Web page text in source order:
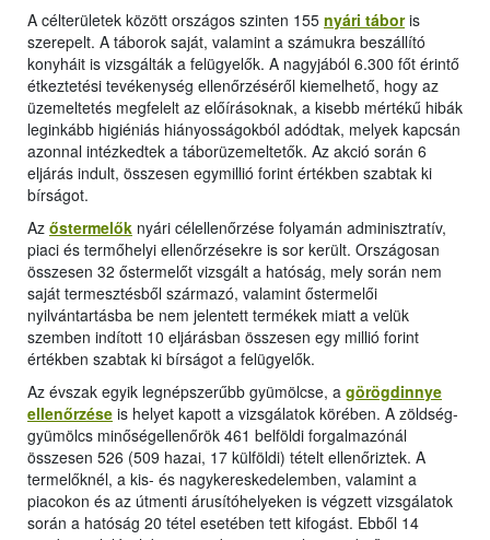
A célterületek között országos szinten 155 nyári táboris
szerepelt. A táborok saját, valamint a számukra beszállító
konyháit is vizsgálták a felügyelők. A nagyjából 6.300 főt érintő
étkeztetési tevékenység ellenőrzéséről kiemelhető, hogy az
üzemeltetés megfelelt az előírásoknak, a kisebb mértékű hibák
leginkább higiéniás hiányosságokból adódtak, melyek kapcsán
azonnal intézkedtek a táborüzemeltetők. Az akció során 6
eljárás indult, összesen egymillió forint értékben szabtak ki
bírságot.
Az őstermelők nyári célellenőrzése folyamán adminisztratív,
piaci és termőhelyi ellenőrzésekre is sor került. Országosan
összesen 32 őstermelőt vizsgált a hatóság, mely során nem
saját termesztésből származó, valamint őstermelői
nyilvántartásba be nem jelentett termékek miatt a velük
szemben indított 10 eljárásban összesen egy millió forint
értékben szabtak ki bírságot a felügyelők.
Az évszak egyik legnépszerűbb gyümölcse, a görögdinnye
ellenőrzése is helyet kapott a vizsgálatok körében. A zöldség-
gyümölcs minőségellenőrök 461 belföldi forgalmazónál
összesen 526 (509 hazai, 17 külföldi) tételt ellenőriztek. A
termelőknél, a kis- és nagykereskedelemben, valamint a
piacokon és az útmenti árusítóhelyeken is végzett vizsgálatok
során a hatóság 20 tétel esetében tett kifogást. Ebből 14